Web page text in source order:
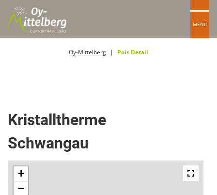
MENÜ
Oy-Mittelberg Pois Detail
Kristalltherme
Schwangau